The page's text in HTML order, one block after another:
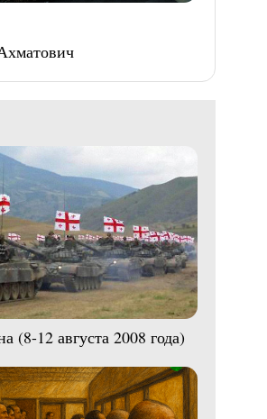
(8-12 августа 2008 года)